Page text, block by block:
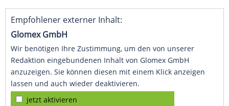
Empfohlener externer Inhalt:
Glomex GmbH
Wir benötigen Ihre Zustimmung, um den von unserer
Redaktion eingebundenen Inhalt von Glomex GmbH
anzuzeigen. Sie können diesen mit einem Klick anzeigen
lassen und auch wieder deaktivieren.
jetzt aktivieren